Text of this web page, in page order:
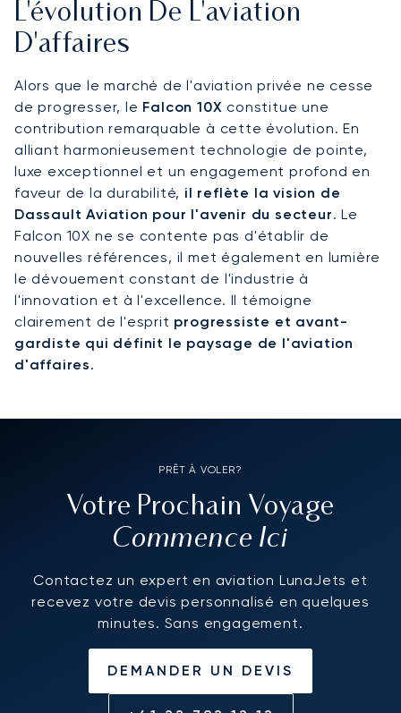
L'évolution De L'aviation
D'affaires
Alors que le marché de l'aviation privée ne cesse
de progresser, le Falcon 10X constitue une
contribution remarquable à cette évolution. En
alliant harmonieusement technologie de pointe,
luxe exceptionnel et un engagement profond en
faveur de la durabilité, il reflète la vision de
Dassault Aviation pour l'avenir du secteur. Le
Falcon 10X ne se contente pas d'établir de
nouvelles références, il met également en lumière
le dévouement constant de l'industrie à
l'innovation et à l'excellence. Il témoigne
clairement de l'esprit progressiste et avant-
gardiste qui définit le paysage de l'aviation
d'affaires.
PRÊT À VOLER?
Votre Prochain Voyage
Commence Ici
Contactez un expert en aviation LunaJets et
recevez votre devis personnalisé en quelques
minutes. Sans engagement.
DEMANDER UN DEVIS